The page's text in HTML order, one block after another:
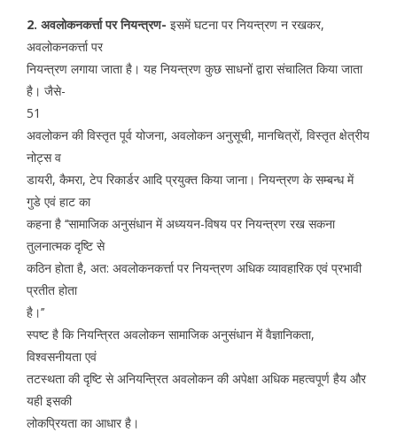
2. अवलोकनकर्त्ता पर नियन्त्रण- इसमें घटना पर नियन्त्रण न रखकर,
अवलोकनकर्त्ता पर
नियन्त्रण लगाया जाता है। यह नियन्त्रण कुछ साधनों द्वारा संचालित किया जाता
है। जैसे-
51
अवलोकन की विस्तृत पूर्व योजना, अवलोकन अनुसूची, मानचित्रों, विस्तृत क्षेत्रीय
नोट्स व
डायरी, कैमरा, टेप रिकार्डर आदि प्रयुक्त किया जाना। नियन्त्रण के सम्बन्ध में
गुडे एवं हाट का
कहना है ‘‘सामाजिक अनुसंधान में अध्ययन-विषय पर नियन्त्रण रख सकना
तुलनात्मक दृष्टि से
कठिन होता है, अत: अवलोकनकर्त्ता पर नियन्त्रण अधिक व्यावहारिक एवं प्रभावी
प्रतीत होता
है।’’
स्पष्ट है कि नियन्त्रित अवलोकन सामाजिक अनुसंधान में वैज्ञानिकता,
विश्वसनीयता एवं
तटस्थता की दृष्टि से अनियन्त्रित अवलोकन की अपेक्षा अधिक महत्वपूर्ण हैय और
यही इसकी
लोकप्रियता का आधार है।